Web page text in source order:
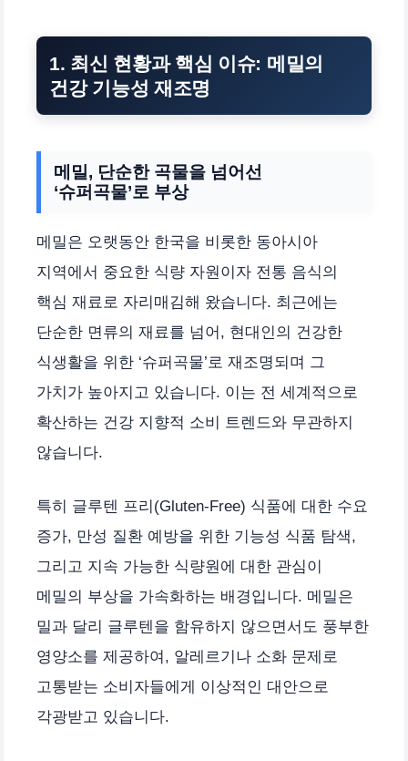
1. 최신 현황과 핵심 이슈: 메밀의
건강 기능성 재조명
메밀, 단순한 곡물을 넘어선
‘슈퍼곡물’로 부상
메밀은 오랫동안 한국을 비롯한 동아시아
지역에서 중요한 식량 자원이자 전통 음식의
핵심 재료로 자리매김해 왔습니다. 최근에는
단순한 면류의 재료를 넘어, 현대인의 건강한
식생활을 위한 ‘슈퍼곡물’로 재조명되며 그
가치가 높아지고 있습니다. 이는 전 세계적으로
확산하는 건강 지향적 소비 트렌드와 무관하지
않습니다.
특히 글루텐 프리(Gluten-Free) 식품에 대한 수요
증가, 만성 질환 예방을 위한 기능성 식품 탐색,
그리고 지속 가능한 식량원에 대한 관심이
메밀의 부상을 가속화하는 배경입니다. 메밀은
밀과 달리 글루텐을 함유하지 않으면서도 풍부한
영양소를 제공하여, 알레르기나 소화 문제로
고통받는 소비자들에게 이상적인 대안으로
각광받고 있습니다.